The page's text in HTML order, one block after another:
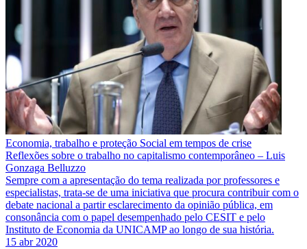
Economia, trabalho e proteção Social em tempos de crise
Reflexões sobre o trabalho no capitalismo contemporâneo – Luis
Gonzaga Belluzzo
Sempre com a apresentação do tema realizada por professores e
especialistas, trata-se de uma iniciativa que procura contribuir com o
debate nacional a partir esclarecimento da opinião pública, em
consonância com o papel desempenhado pelo CESIT e pelo
Instituto de Economia da UNICAMP ao longo de sua história.
15 abr 2020